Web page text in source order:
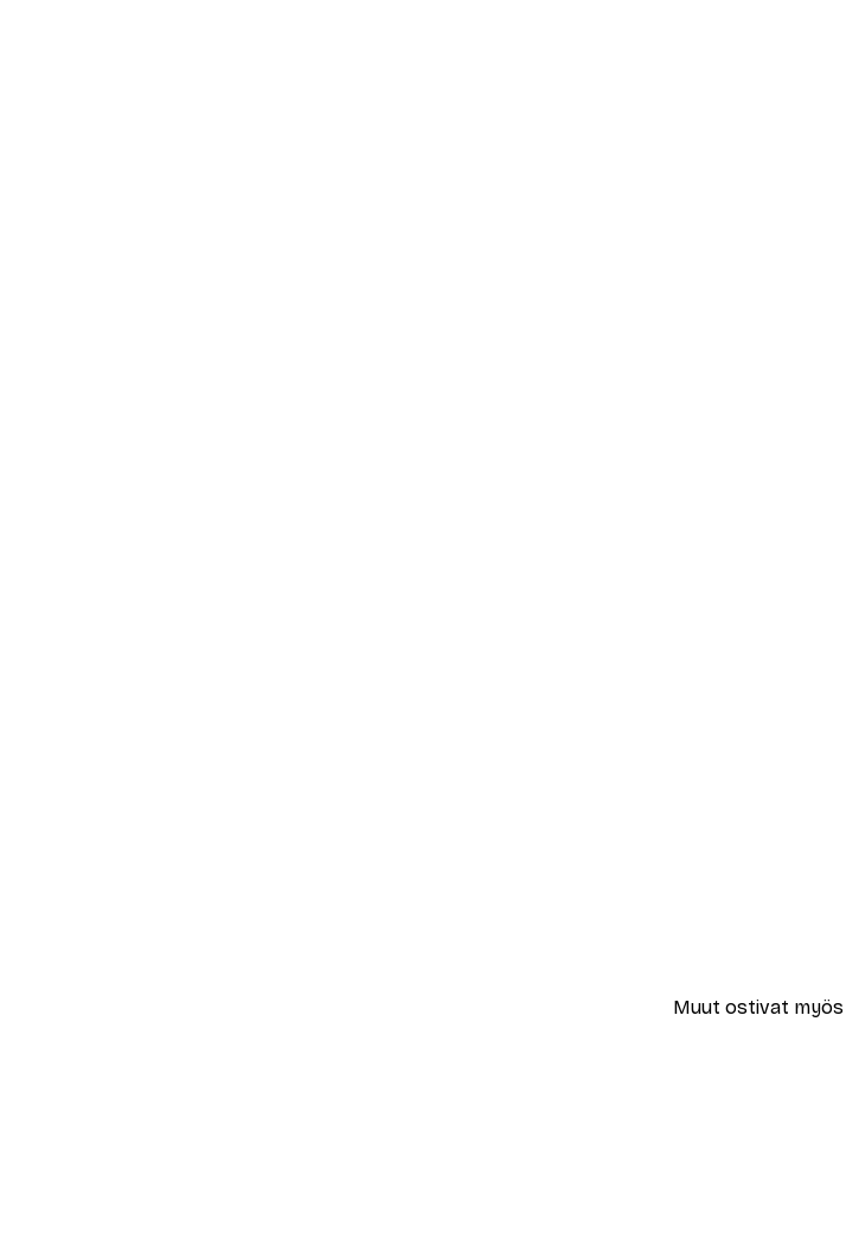
Muut ostivat myös